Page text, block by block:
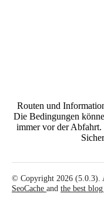
Routen und
Die Bedingungen
immer vor der
© Copyright 2026 (5.0.3).
SeoCache and the best